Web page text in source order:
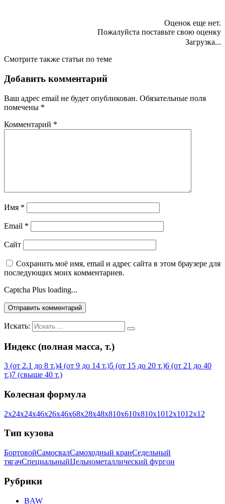
Оценок еще нет.
Пожалуйста поставьте свою оценку
Загрузка...
Смотрите также статьи по теме
Добавить комментарий
Ваш адрес email не будет опубликован. Обязательные поля
помечены *
Комментарий *
Имя *
Email *
Сайт
Сохранить моё имя, email и адрес сайта в этом браузере для
последующих моих комментариев.
Captcha Plus loading...
Искать:
Индекс (полная масса, т.)
3 (от 2.1 до 8 т.)4 (от 9 до 14 т.)5 (от 15 до 20 т.)6 (от 21 до 40
т.)7 (свыше 40 т.)
Колесная формула
2х24х24х46х26х46х68х28х48х810х610х810х1012х1012х12
Тип кузова
БортовойСамосвалСамоходный кранСедельный
тягачСпециальныйЦельнометаллический фургон
Рубрики
BAW